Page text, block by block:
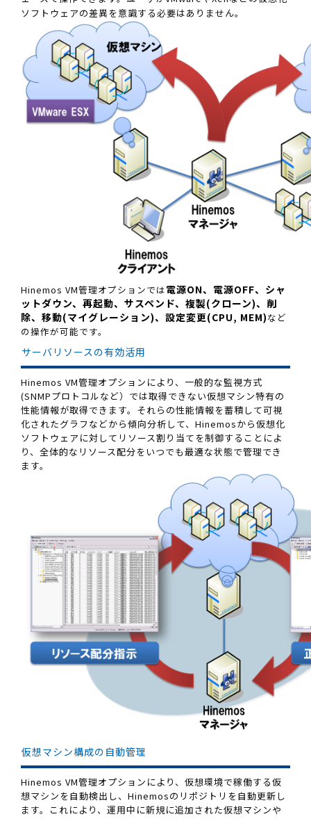
ソフトウェアの差異を意識する必要はありません。
Hinemos VM管理オプションでは電源ON、 電源OFF、 シャ
ットダウン、 再起動、 サスペンド、 複製(クローン)、 削
除、 移動(マイグレーション)、 設定変更(CPU, MEM)など
の操作が可能です。
サーバリソースの有効活用
Hinemos VM管理オプションにより、一般的な監視方式
(SNMPプロトコルなど）では取得できない仮想マシン特有の
性能情報が取得できます。それらの性能情報を蓄積して可視
化されたグラフなどから傾向分析して、Hinemosから仮想化
ソフトウェアに対してリソース割り当てを制御することによ
り、全体的なリソース配分をいつでも最適な状態で管理でき
ます。
仮想マシン構成の自動管理
Hinemos VM管理オプションにより、仮想環境で稼働する仮
想マシンを自動検出し、Hinemosのリポジトリを自動更新し
ます。これにより、運用中に新規に追加された仮想マシンや